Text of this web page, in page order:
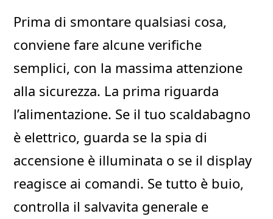
Prima di smontare qualsiasi cosa,
conviene fare alcune verifiche
semplici, con la massima attenzione
alla sicurezza. La prima riguarda
l’alimentazione. Se il tuo scaldabagno
è elettrico, guarda se la spia di
accensione è illuminata o se il display
reagisce ai comandi. Se tutto è buio,
controlla il salvavita generale e